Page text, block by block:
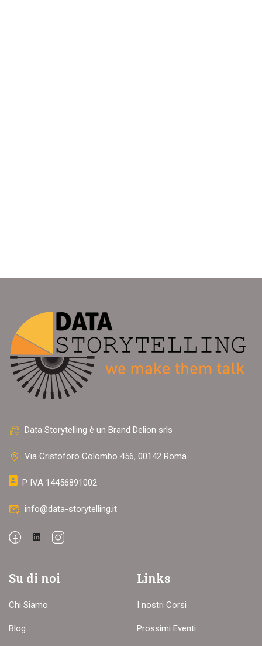
Data Storytelling è un Brand Delion srls
Via Cristoforo Colombo 456, 00142 Roma
P IVA 14456891002
info@data-storytelling.it
Su di noi
Chi Siamo
Blog
Links
I nostri Corsi
Prossimi Eventi